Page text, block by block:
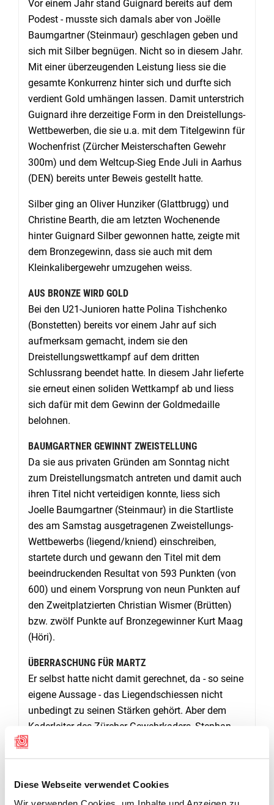
Diese Webseite verwendet Cookies
Vor einem Jahr stand Guignard bereits auf dem
Podest - musste sich damals aber von Joëlle
Baumgartner (Steinmaur) geschlagen geben und
sich mit Silber begnügen. Nicht so in diesem Jahr.
Mit einer überzeugenden Leistung liess sie die
gesamte Konkurrenz hinter sich und durfte sich
verdient Gold umhängen lassen. Damit unterstrich
Guignard ihre derzeitige Form in den Dreistellungs-
Wettbewerben, die sie u.a. mit dem Titelgewinn für
Wochenfrist (Zürcher Meisterschaften Gewehr
300m) und dem Weltcup-Sieg Ende Juli in Aarhus
(DEN) bereits unter Beweis gestellt hatte.
Silber ging an Oliver Hunziker (Glattbrugg) und
Christine Bearth, die am letzten Wochenende
hinter Guignard Silber gewonnen hatte, zeigte mit
dem Bronzegewinn, dass sie auch mit dem
Kleinkalibergewehr umzugehen weiss.
AUS BRONZE WIRD GOLD
Bei den U21-Junioren hatte Polina Tishchenko
(Bonstetten) bereits vor einem Jahr auf sich
aufmerksam gemacht, indem sie den
Dreistellungswettkampf auf dem dritten
Schlussrang beendet hatte. In diesem Jahr lieferte
sie erneut einen soliden Wettkampf ab und liess
sich dafür mit dem Gewinn der Goldmedaille
belohnen.
BAUMGARTNER GEWINNT ZWEISTELLUNG
Da sie aus privaten Gründen am Sonntag nicht
zum Dreistellungsmatch antreten und damit auch
ihren Titel nicht verteidigen konnte, liess sich
Joelle Baumgartner (Steinmaur) in die Startliste
des am Samstag ausgetragenen Zweistellungs-
Wettbewerbs (liegend/kniend) einschreiben,
startete durch und gewann den Titel mit dem
beeindruckenden Resultat von 593 Punkten (von
600) und einem Vorsprung von neun Punkten auf
den Zweitplatzierten Christian Wismer (Brütten)
bzw. zwölf Punkte auf Bronzegewinner Kurt Maag
(Höri).
ÜBERRASCHUNG FÜR MARTZ
Er selbst hatte nicht damit gerechnet, da - so seine
eigene Aussage - das Liegendschiessen nicht
unbedingt zu seinen Stärken gehört. Aber dem
Kaderleiter des Zürcher Gewehrkaders, Stephan
seinem Goldgewinn im Liegendmatch konnte er
eines Trainingslagers, sondern auch vom